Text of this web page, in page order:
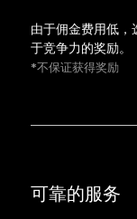
由于佣金费用低，
于竞争力的奖励。
*不保证获得奖励
可靠的服务